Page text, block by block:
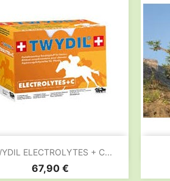
ELECTROLYTES + C...
Prix
67,90 €
 Aperçu rapide